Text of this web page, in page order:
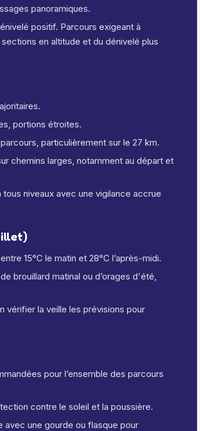
panoramiques.
positif. Parcours exigeant à
en altitude et du dénivelé plus
portions étroites.
particulièrement sur le 27 km.
chemins larges, notamment au départ et
niveaux avec une vigilance accrue
15°C le matin et 28°C l’après-midi.
brouillard matinal ou d’orages d'été,
vérifier la veille les prévisions pour
pour l’ensemble des parcours
contre le soleil et la poussière.
avec une gourde ou flasque pour